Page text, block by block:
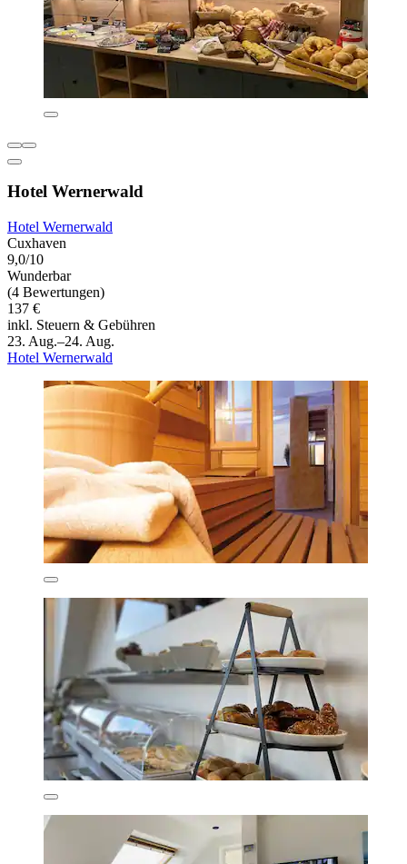
Hotel Wernerwald
Hotel Wernerwald
Cuxhaven
9,0/10
Wunderbar
(4 Bewertungen)
137 €
inkl. Steuern & Gebühren
23. Aug.–24. Aug.
Hotel Wernerwald